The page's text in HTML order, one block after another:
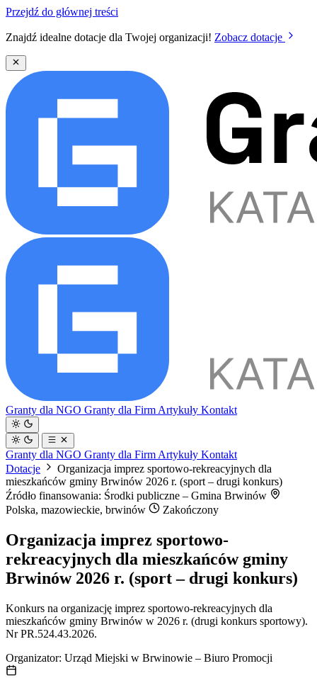
Przejdź do głównej treści
Znajdź idealne dotacje dla Twojej organizacji! Zobacz dotacje
Granty dla NGO Granty dla Firm Artykuły Kontakt
Granty dla NGO Granty dla Firm Artykuły Kontakt
Dotacje
Organizacja imprez sportowo-rekreacyjnych dla
mieszkańców gminy Brwinów 2026 r. (sport – drugi konkurs)
Źródło finansowania: Środki publiczne – Gmina Brwinów
Polska, mazowieckie, brwinów
Zakończony
Organizacja imprez sportowo-
rekreacyjnych dla mieszkańców gminy
Brwinów 2026 r. (sport – drugi konkurs)
Konkurs na organizację imprez sportowo-rekreacyjnych dla
mieszkańców gminy Brwinów w 2026 r. (drugi konkurs sportowy).
Nr PR.524.43.2026.
Organizator: Urząd Miejski w Brwinowie – Biuro Promocji